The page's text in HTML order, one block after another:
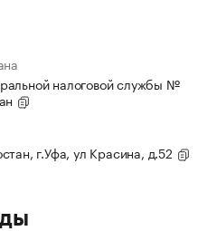
налоговой службы №
г.Уфа, ул Красина, д.52